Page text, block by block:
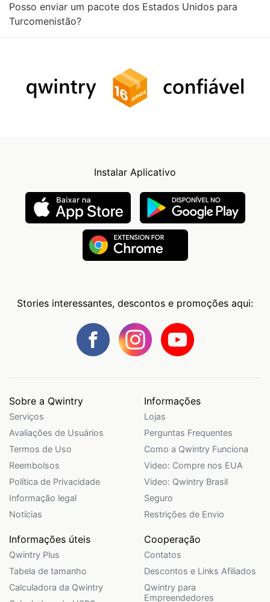
Posso enviar um pacote dos Estados Unidos para
Turcomenistão?
Instalar Aplicativo
Stories interessantes, descontos e promoções aqui:
Sobre a Qwintry
Serviços
Avaliações de Usuários
Termos de Uso
Reembolsos
Política de Privacidade
Informação legal
Notícias
Informações
Lojas
Perguntas Frequentes
Como a Qwintry Funciona
Video: Compre nos EUA
Video: Qwintry Brasil
Seguro
Restrições de Envio
Informações úteis
Qwintry Plus
Tabela de tamanho
Calculadora da Qwintry
Cooperação
Contatos
Descontos e Links Afiliados
Qwintry para
Empreendedores